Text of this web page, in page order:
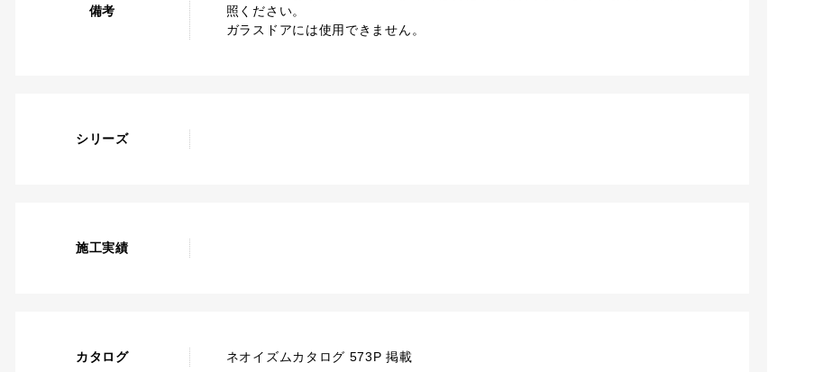
備考
照ください。
ガラスドアには使用できません。
シリーズ
施工実績
カタログ ネオイズムカタログ 573P 掲載